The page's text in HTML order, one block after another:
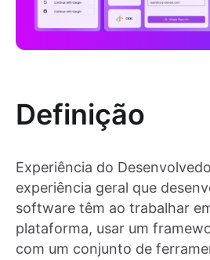
Definição
Experiência do
experiência geral que
software têm ao trabalhar
plataforma, usar um
com um conjunto de